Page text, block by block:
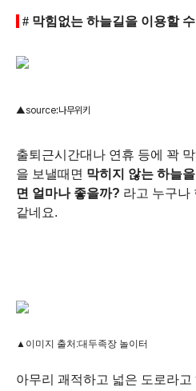
# 막힘없는 하늘길을 이용할
▲source:나무위키
출퇴근시간대나 연휴 등에 꽉
을 보낼때면 막히지 않는 하늘
면 얼마나 좋을까? 라고 누구나
같네요.
▲ 이미지 출처:대두족장 놀이터
아무리 괘적하고 넓은 도로라고